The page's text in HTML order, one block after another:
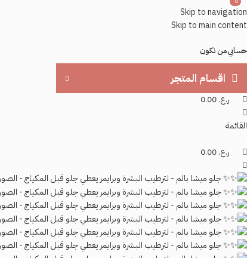
Skip to navigation
Skip to main content
حسابيمن نكون
اقسام المتجر
ر.ع.
القائمة
ر.ع.